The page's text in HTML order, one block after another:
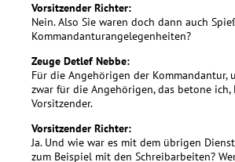
Vorsitzender Richter:
Nein. Also Sie waren doch dann auch
Kommandanturangelegenheiten?
Zeuge Detlef Nebbe:
Für die Angehörigen der Kommandantur,
zwar für die Angehörigen, das betone ich,
Vorsitzender.
Vorsitzender Richter:
Ja. Und wie war es mit dem übrigen
zum Beispiel mit den Schreibarbeiten?